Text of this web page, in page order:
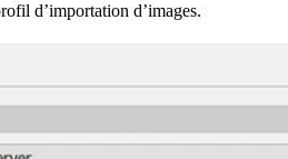
d’importation d’images.